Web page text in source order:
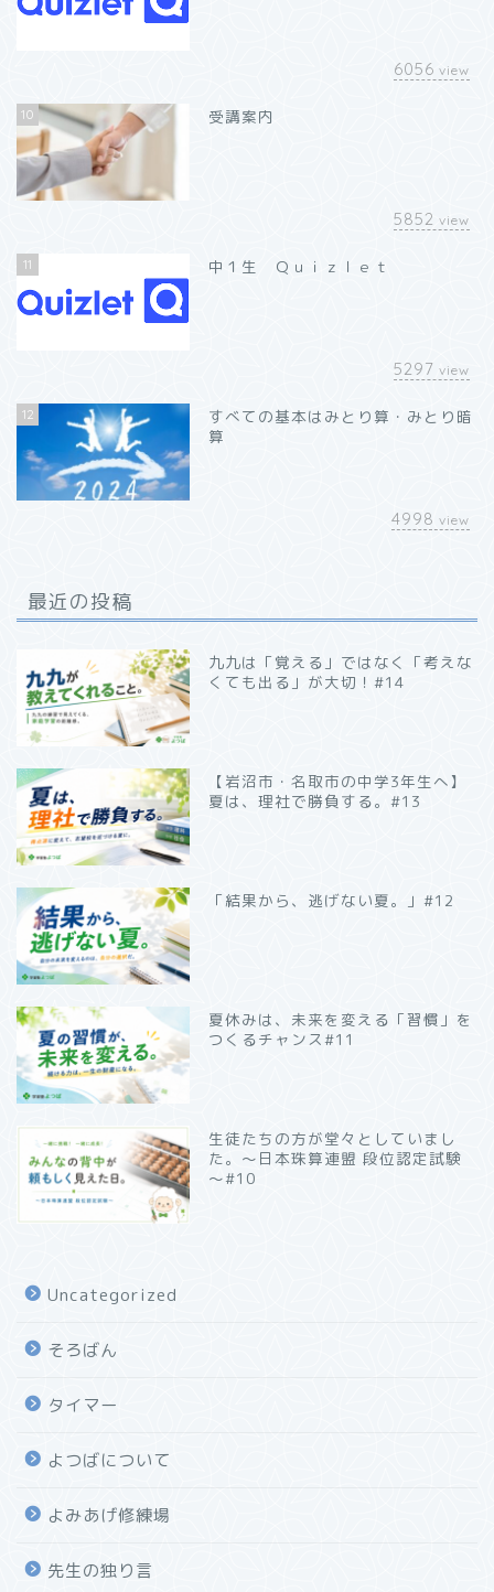
6056 view
10 受講案内
5852 view
11 中１生 Ｑｕｉｚｌｅｔ
5297 view
12
すべての基本はみとり算・みとり暗
算
4998 view
最近の投稿
九九は「覚える」ではなく「考えな
くても出る」が大切！#14
【岩沼市・名取市の中学3年生へ】
夏は、理社で勝負する。#13
「結果から、逃げない夏。」#12
夏休みは、未来を変える「習慣」を
つくるチャンス#11
生徒たちの方が堂々としていまし
た。～日本珠算連盟 段位認定試験
～#10
Uncategorized
そろばん
タイマー
よつばについて
よみあげ修練場
先生の独り言